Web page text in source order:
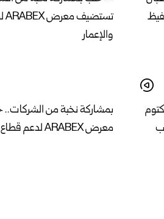
بمشاركة نخبة من
معرض ARABEX لدعم قطاع البناء والإعمار